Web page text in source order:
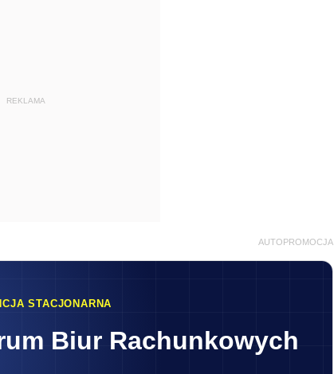
REKLAMA
AUTOPROMOCJA
STACJONARNA
Biur Rachunkowych